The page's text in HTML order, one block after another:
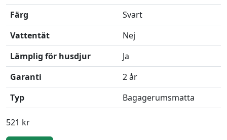
Färg
Svart
Vattentät
Nej
Lämplig för husdjur
Ja
Garanti
2 år
Typ
Bagagerumsmatta
521 kr